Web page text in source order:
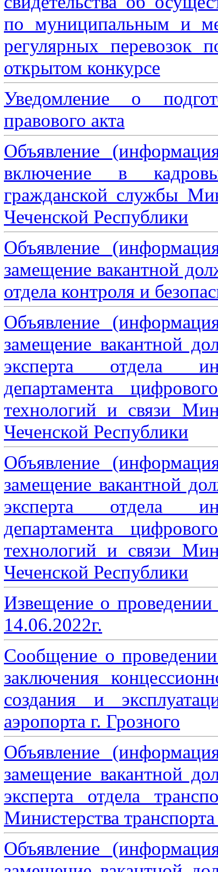
по муниципальным и
регулярных перевозок
открытом конкурсе
Уведомление о
правового акта
Объявление
включение в
гражданской службы
Чеченской Республики
Объявление
замещение вакантной
отдела контроля и
Объявление
замещение вакантной
эксперта отдела
департамента
технологий и связи
Чеченской Республики
Объявление
замещение вакантной
эксперта отдела
департамента
технологий и связи
Чеченской Республики
Извещение о
14.06.2022г.
Сообщение о
заключения
создания и
аэропорта г. Грозного
Объявление
замещение вакантной
эксперта отдела
Министерства
Объявление